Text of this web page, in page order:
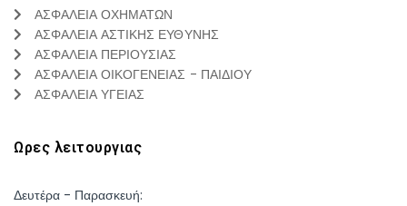
ΑΣΦΑΛΕΙΑ ΟΧΗΜΑΤΩΝ
ΑΣΦΑΛΕΙΑ ΑΣΤΙΚΗΣ ΕΥΘΥΝΗΣ
ΑΣΦΑΛΕΙΑ ΠΕΡΙΟΥΣΙΑΣ
ΑΣΦΑΛΕΙΑ ΟΙΚΟΓΕΝΕΙΑΣ - ΠΑΙΔΙΟΥ
ΑΣΦΑΛΕΙΑ ΥΓΕΙΑΣ
Ωρες λειτουργιας
Δευτέρα - Παρασκευή: